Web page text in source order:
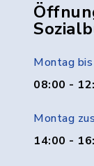
Montag
08:00 -
Montag
14:00 -